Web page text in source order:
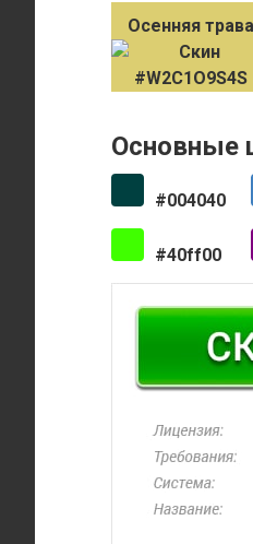
Осенняя трава
Основные
#004040
#40ff00